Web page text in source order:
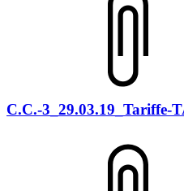
C.C.-3_29.03.19_Tariffe-